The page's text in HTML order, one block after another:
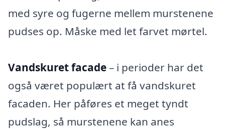
med syre og fugerne mellem murstenene
pudses op. Måske med let farvet mørtel.
Vandskuret facade– i perioder har det
også været populært at få vandskuret
facaden. Her påføres et meget tyndt
pudslag, så murstenene kan anes